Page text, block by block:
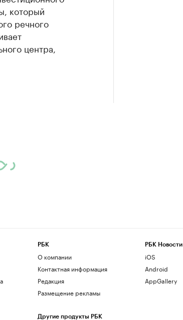
который
речного
центра,
РБК
О компании
Контактная информация
Редакция
Размещение рекламы
Другие продукты РБК
РБК Новости
iOS
Android
AppGallery